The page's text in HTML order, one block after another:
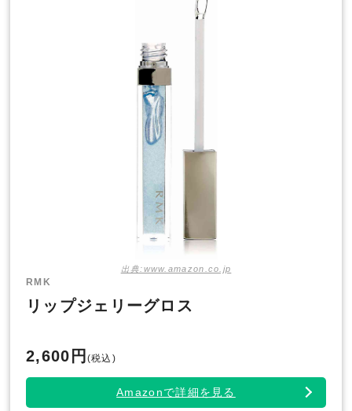
出典:www.amazon.co.jp
RMK
リップジェリーグロス
2,600円 (税込)
Amazonで詳細を見る